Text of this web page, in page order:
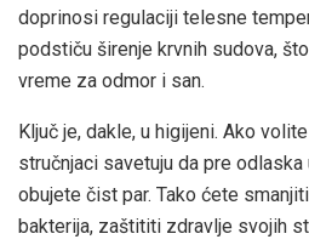
doprinosi regulaciji telesne
podstiču širenje krvnih sudova,
vreme za odmor i san.
Ključ je, dakle, u higijeni. Ako
stručnjaci savetuju da pre
obujete čist par. Tako ćete
bakterija, zaštititi zdravlje svojih